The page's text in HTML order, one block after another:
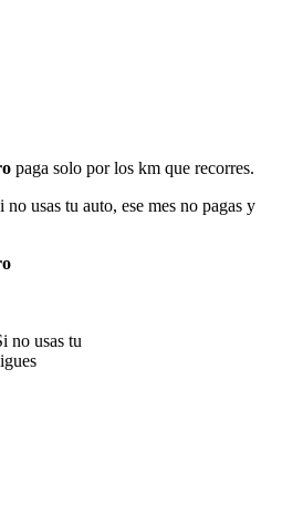
paga solo por los km que recorres.
usas tu auto, ese mes no pagas y
no usas tu